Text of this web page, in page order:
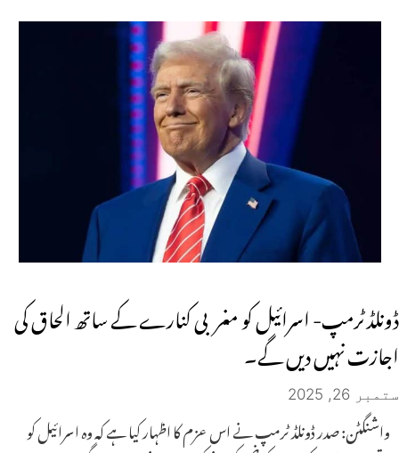
ڈونلڈ ٹرمپ- اسرائیل کو مغربی کنارے کے ساتھ الحاق کی
اجازت نہیں دیں گے۔
ستمبر 26, 2025
واشنگٹن: صدر ڈونلڈ ٹرمپ نے اس عزم کا اظہار کیا ہے کہ وہ اسرائیل کو